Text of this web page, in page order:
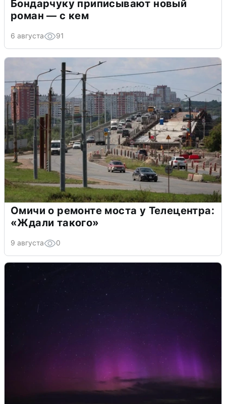
Бондарчуку приписывают новый
роман — с кем
6 августа 91
Омичи о ремонте моста у Телецентра:
«Ждали такого»
9 августа 0